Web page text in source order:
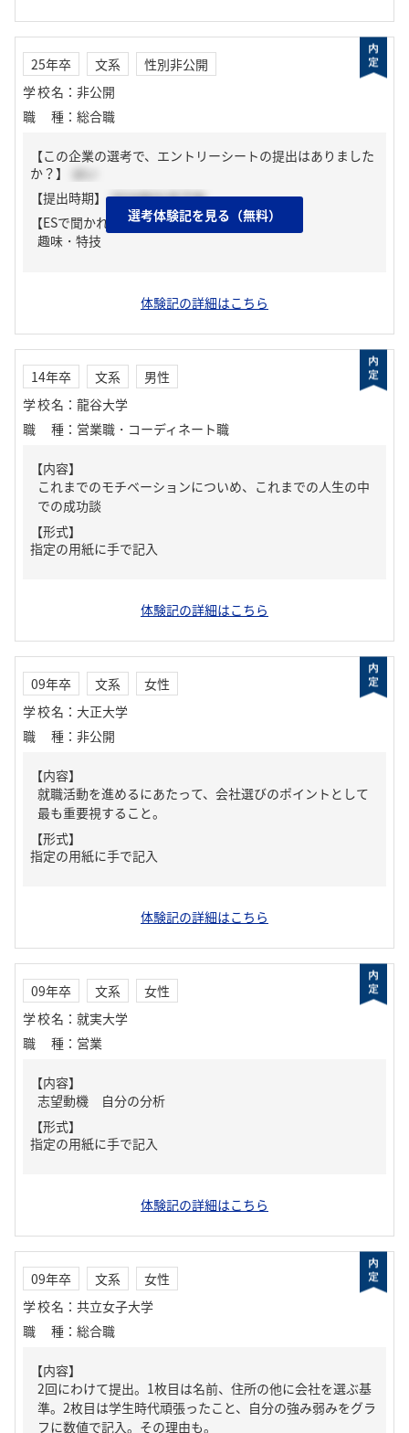
25年卒 文系
性別非公開
学校名 ： 非公開
職種 ： 総合職
【この企業の選考で、エントリーシートの提出はありました
か？】
はい
【提出時期】 2024年01月下旬
【ESで聞かれた質問】
趣味・特技
体験記の詳細はこちら
選考体験記を見る（無料）
14年卒 文系
男性
学校名 ： 龍谷大学
職種 ： 営業職・コーディネート職
【内容】
これまでのモチベーションについめ、これまでの人生の中
での成功談
【形式】
指定の用紙に手で記入
体験記の詳細はこちら
09年卒 文系
女性
学校名 ： 大正大学
職種 ： 非公開
【内容】
就職活動を進めるにあたって、会社選びのポイントとして
最も重要視すること。
【形式】
指定の用紙に手で記入
体験記の詳細はこちら
09年卒 文系
女性
学校名 ： 就実大学
職種 ： 営業
【内容】
志望動機 自分の分析
【形式】
指定の用紙に手で記入
体験記の詳細はこちら
09年卒 文系
女性
学校名 ： 共立女子大学
職種 ： 総合職
【内容】
2回にわけて提出。1枚目は名前、住所の他に会社を選ぶ基
準。2枚目は学生時代頑張ったこと、自分の強み弱みをグラ
フに数値で記入。その理由も。